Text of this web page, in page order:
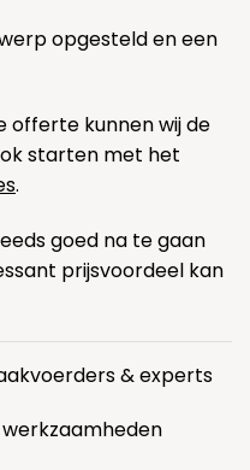
opgesteld en een
offerte kunnen wij de
starten met het
.
goed na te gaan
prijsvoordeel kan
& experts